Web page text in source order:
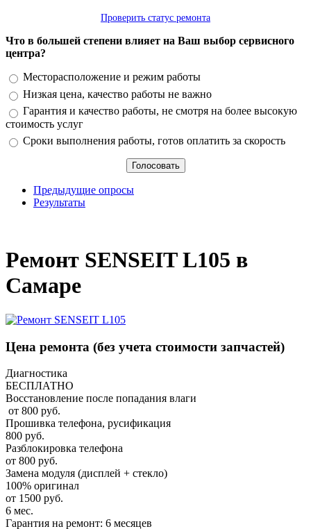
Проверить статус ремонта
Что в большей степени влияет на Ваш выбор сервисного
центра?
Варианты
Месторасположение и режим работы
Низкая цена, качество работы не важно
Гарантия и качество работы, не смотря на более высокую
стоимость услуг
Сроки выполнения работы, готов оплатить за скорость
Предыдущие опросы
Результаты
Ремонт SENSEIT L105 в
Самаре
Цена ремонта (без учета стоимости запчастей)
Диагностика
БЕСПЛАТНО
Восстановление после попадания влаги
от 800 руб.
Прошивка телефона, русификация
800 руб.
Разблокировка телефона
от 800 руб.
Замена модуля (дисплей + стекло)
100% оригинал
от 1500 руб.
6 мес.
Гарантия на ремонт: 6 месяцев